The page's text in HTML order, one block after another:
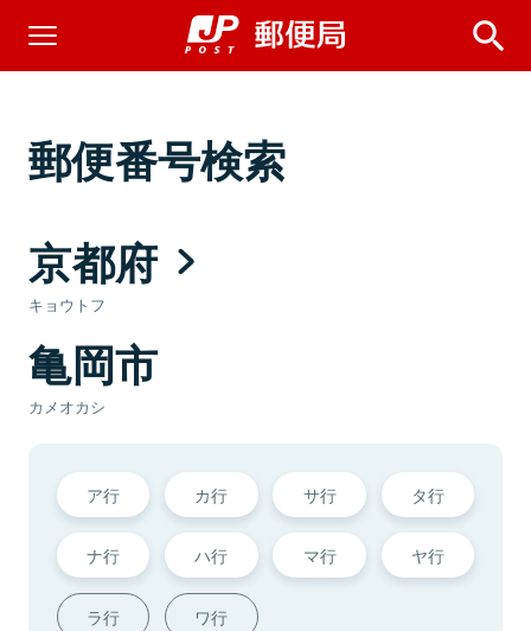
郵便番号検索
京都府
キョウトフ
亀岡市
カメオカシ
ア行 カ行 サ行 タ行
ナ行 ハ行 マ行 ヤ行
ラ行 ワ行